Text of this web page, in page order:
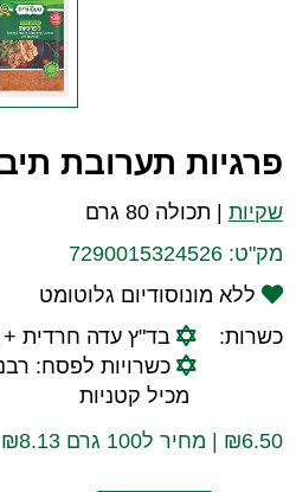
פרגיות תערובת
שקיות
תכולה 80 גרם
מק"ט: 7290015324526
ללא מונוסודיום גלוטומט
כשרות:
בד"ץ עדה חרדית
כשרויות לפסח:
מכיל קטניות
₪6.50 | מחיר ל100 גרם ₪8.13